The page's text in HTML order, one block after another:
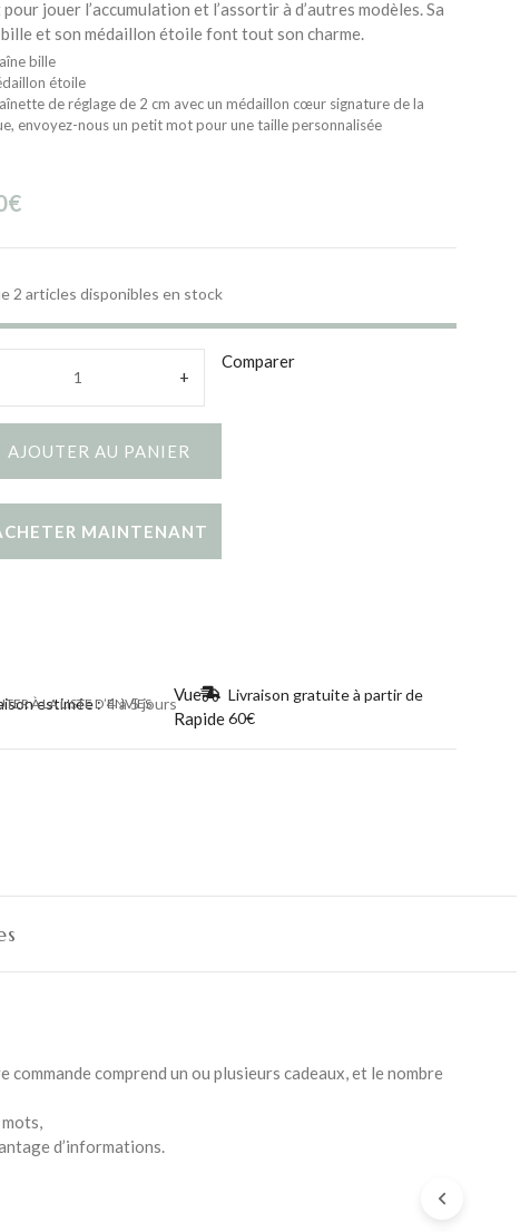
jouer l’accumulation et l’assortir à d’autres modèles. Sa
et son médaillon étoile font tout son charme.
bille
étoile
de réglage de 2 cm avec un médaillon cœur signature de la
envoyez-nous un petit mot pour une taille personnalisée
€
2 articles disponibles en stock
+
AJOUTER AU PANIER
MAINTENANT
Comparer
À LA LISTE D’ENVIES
Vue
Rapide
estimée : 4 à 5 jours
Livraison gratuite à partir de
60€
comprend un ou plusieurs cadeaux, et le nombre
d’informations.